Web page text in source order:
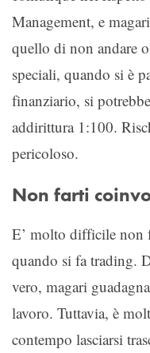
Management, e
quello di non andare
speciali, quando si è
finanziario, si
addirittura 1:100.
pericoloso.
Non farti
E’ molto difficile non
quando si fa trading.
vero, magari
lavoro. Tuttavia, è
contempo lasciarsi